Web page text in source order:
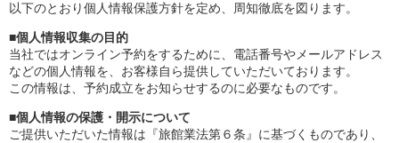
以下のとおり個人情報保護方針を定め、周知徹底を図ります。
■個人情報収集の目的
当社ではオンライン予約をするために、電話番号やメールアドレス
などの個人情報を、お客様自ら提供していただいております。
この情報は、予約成立をお知らせするのに必要なものです。
■個人情報の保護・開示について
ご提供いただいた情報は『旅館業法第６条』に基づくものであり、